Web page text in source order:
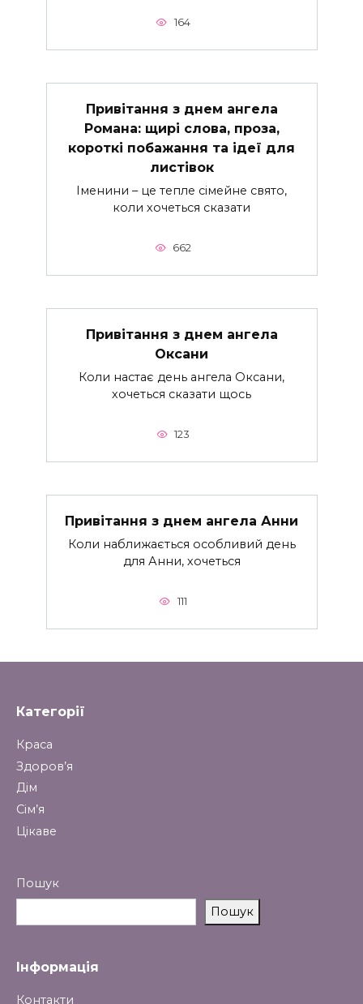
164
Привітання з днем ангела
Романа: щирі слова, проза,
короткі побажання та ідеї для
листівок
Іменини – це тепле сімейне свято,
коли хочеться сказати
662
Привітання з днем ангела
Оксани
Коли настає день ангела Оксани,
хочеться сказати щось
123
Привітання з днем ангела Анни
Коли наближається особливий день
для Анни, хочеться
111
Категорії
Краса
Здоров’я
Дім
Сім’я
Цікаве
Пошук
Пошук
Інформація
Контакти